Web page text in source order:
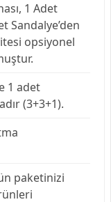
1 Adet
Sandalye’den
opsiyonel
1 adet
(3+3+1).
paketinizi